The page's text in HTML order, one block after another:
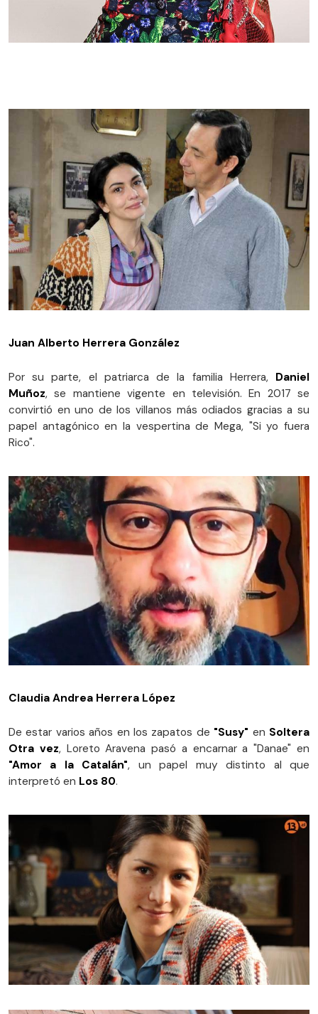
Juan Alberto Herrera González
Por su parte, el patriarca de la familia Herrera, Daniel
Muñoz, se mantiene vigente en televisión. En 2017 se
convirtió en uno de los villanos más odiados gracias a su
papel antagónico en la vespertina de Mega, "Si yo fuera
Rico".
Claudia Andrea Herrera López
De estar varios años en los zapatos de "Susy" en Soltera
Otra vez, Loreto Aravena pasó a encarnar a "Danae" en
"Amor a la Catalán", un papel muy distinto al que
interpretó en Los 80.